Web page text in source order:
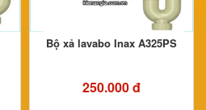
Bộ xả lavabo Inax A325PS
250.000 đ